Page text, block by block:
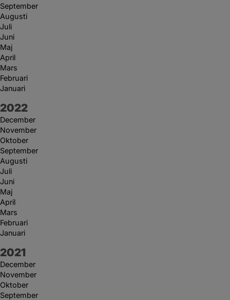
September
Augusti
Juli
Juni
Maj
April
Mars
Februari
Januari
År:
2022
December
November
Oktober
September
Augusti
Juli
Juni
Maj
April
Mars
Februari
Januari
År:
2021
December
November
Oktober
September